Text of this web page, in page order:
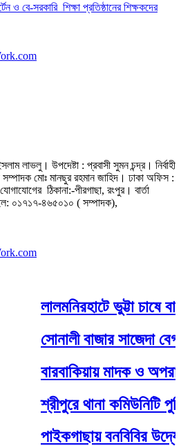
ও বে-সরকারি শিক্ষা প্রতিষ্ঠানের শিক্ষকদের
লাভলু। উপদেষ্টা : প্রবাসী সুমন চন্দ্র। নির্বাহী
মোঃ মানছুর রহমান জাহিদ। ঢাকা অফিস :
ঠিকানা:-পীরগাছা‌, রংপুর। বার্তা
০১৭১৭-৪৬৫০১০ ( সম্পাদক),
লালমনিরহাটে ভুট্টা চাষে
সোনালী বাজার সাজেদা
বারবাকিয়ায় মাদক ও
শ্রীপুরে থানা কমিউনিটি
পাইকগাছায় বনবিবির